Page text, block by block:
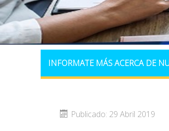
INFORMATE MÁS ACERCA DE
Publicado: 29 Abril 2019